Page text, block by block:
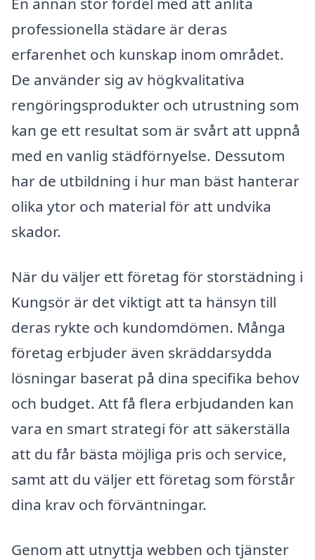
professionella städare är deras
erfarenhet och kunskap inom området.
De använder sig av högkvalitativa
rengöringsprodukter och utrustning som
kan ge ett resultat som är svårt att uppnå
med en vanlig städförnyelse. Dessutom
har de utbildning i hur man bäst hanterar
olika ytor och material för att undvika
skador.
När du väljer ett företag för storstädning i
Kungsör är det viktigt att ta hänsyn till
deras rykte och kundomdömen. Många
företag erbjuder även skräddarsydda
lösningar baserat på dina specifika behov
och budget. Att få flera erbjudanden kan
vara en smart strategi för att säkerställa
att du får bästa möjliga pris och service,
samt att du väljer ett företag som förstår
dina krav och förväntningar.
Genom att utnyttja webben och tjänster